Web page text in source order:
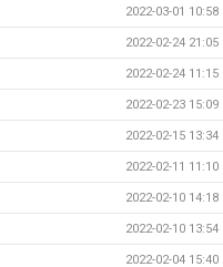
2022-03-01 10:58
2022-02-24 21:05
2022-02-24 11:15
2022-02-23 15:09
2022-02-15 13:34
2022-02-11 11:10
2022-02-10 14:18
2022-02-10 13:54
2022-02-04 15:40